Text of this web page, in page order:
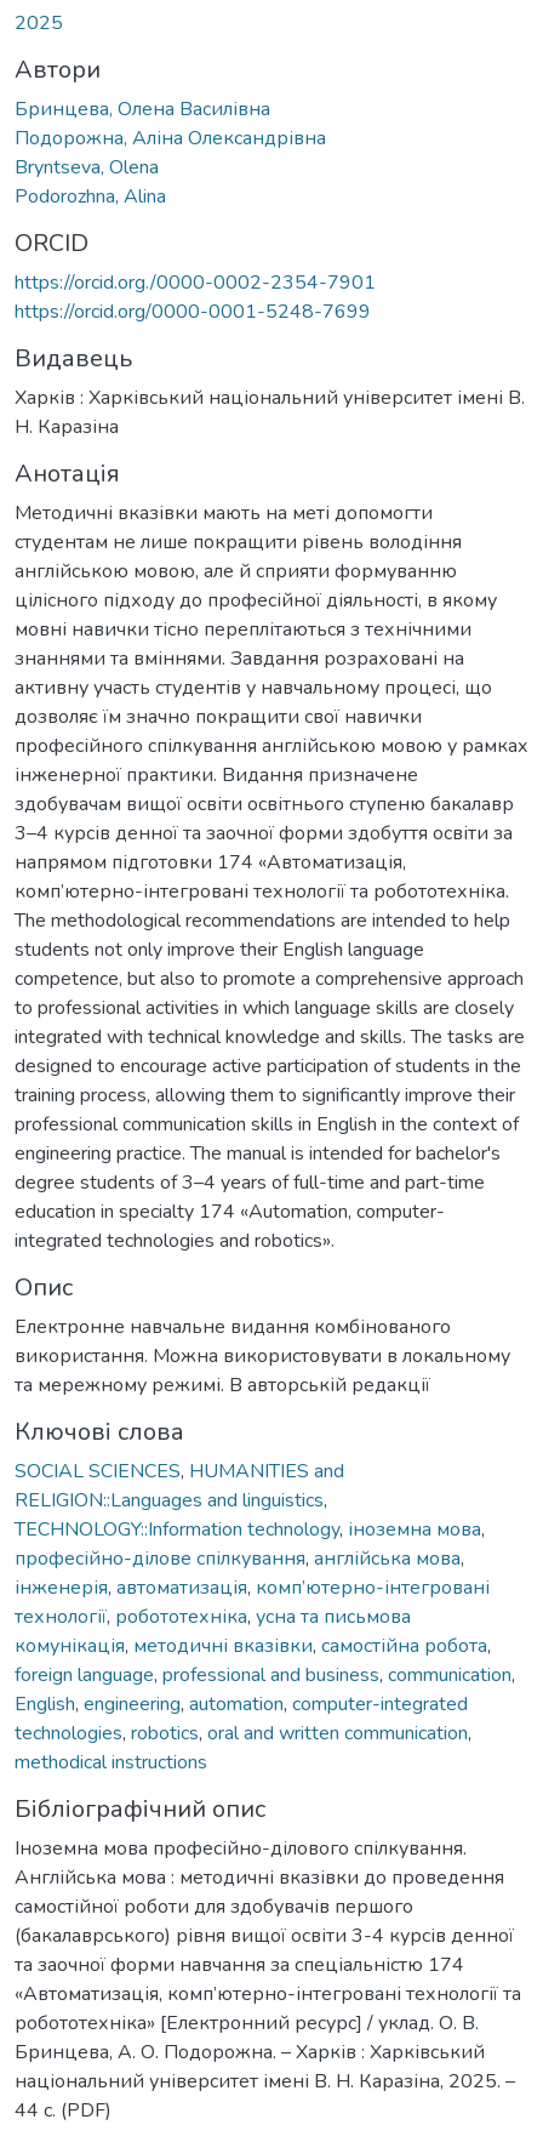
2025
Автори
Бринцева, Олена Василівна
Подорожна, Аліна Олександрівна
Bryntseva, Olena
Podorozhna, Alina
ORCID
https://orcid.org./0000-0002-2354-7901
https://orcid.org/0000-0001-5248-7699
Видавець
Харків : Харківський національний університет імені В.
Н. Каразіна
Анотація
Методичні вказівки мають на меті допомогти
студентам не лише покращити рівень володіння
англійською мовою, але й сприяти формуванню
цілісного підходу до професійної діяльності, в якому
мовні навички тісно переплітаються з технічними
знаннями та вміннями. Завдання розраховані на
активну участь студентів у навчальному процесі, що
дозволяє їм значно покращити свої навички
професійного спілкування англійською мовою у рамках
інженерної практики. Видання призначене
здобувачам вищої освіти освітнього ступеню бакалавр
3–4 курсів денної та заочної форми здобуття освіти за
напрямом підготовки 174 «Автоматизація,
комп’ютерно-інтегровані технології та робототехніка.
The methodological recommendations are intended to help
students not only improve their English language
competence, but also to promote a comprehensive approach
to professional activities in which language skills are closely
integrated with technical knowledge and skills. The tasks are
designed to encourage active participation of students in the
training process, allowing them to significantly improve their
professional communication skills in English in the context of
engineering practice. The manual is intended for bachelor's
degree students of 3–4 years of full-time and part-time
education in specialty 174 «Automation, computer-
integrated technologies and robotics».
Опис
Електронне навчальне видання комбінованого
використання. Можна використовувати в локальному
та мережному режимі. В авторській редакції
Ключові слова
SOCIAL SCIENCES, HUMANITIES and
RELIGION::Languages and linguistics,
TECHNOLOGY::Information technology, іноземна мова,
професійно-ділове спілкування, англійська мова,
інженерія, автоматизація, комп’ютерно-інтегровані
технології, робототехніка, усна та письмова
комунікація, методичні вказівки, самостійна робота,
foreign language, professional and business, communication,
English, engineering, automation, computer-integrated
technologies, robotics, oral and written communication,
methodical instructions
Бібліографічний опис
Іноземна мова професійно-ділового спілкування.
Англійська мова : методичні вказівки до проведення
самостійної роботи для здобувачів першого
(бакалаврського) рівня вищої освіти 3-4 курсів денної
та заочної форми навчання за спеціальністю 174
«Автоматизація, комп’ютерно-інтегровані технології та
робототехніка» [Електронний ресурс] / уклад. О. В.
Бринцева, А. О. Подорожна. – Харків : Харківський
національний університет імені В. Н. Каразіна, 2025. –
44 с. (PDF)